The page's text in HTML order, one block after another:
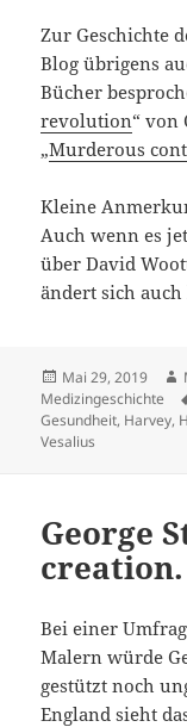
Zur Geschichte
Blog übrigens
Bücher
revolution“ von
„Murderous
Kleine
Auch wenn es
über David
ändert sich
Veröffentlicht
am
Mai 29, 2019
Medizingeschichte
Gesundheit, Harvey,
Vesalius
George
Bei einer
Malern würde
gestützt noch
England sieht